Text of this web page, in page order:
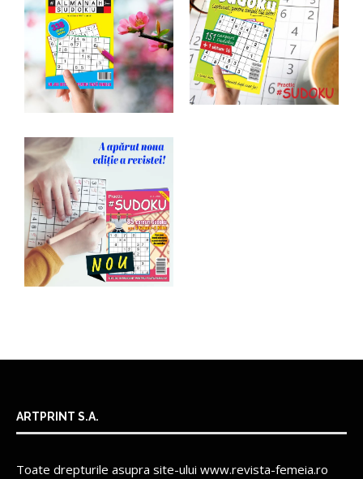
ARTPRINT S.A.
Toate drepturile asupra site-ului www.revista-femeia.ro